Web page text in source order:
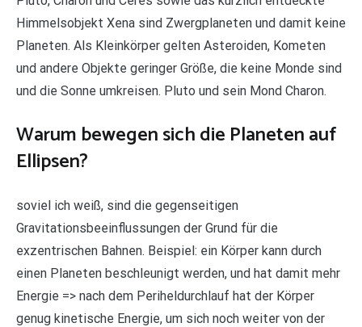
Himmelsobjekt Xena sind Zwergplaneten und damit keine
Planeten. Als Kleinkörper gelten Asteroiden, Kometen
und andere Objekte geringer Größe, die keine Monde sind
und die Sonne umkreisen. Pluto und sein Mond Charon.
Warum bewegen sich die Planeten auf
Ellipsen?
soviel ich weiß, sind die gegenseitigen
Gravitationsbeeinflussungen der Grund für die
exzentrischen Bahnen. Beispiel: ein Körper kann durch
einen Planeten beschleunigt werden, und hat damit mehr
Energie => nach dem Periheldurchlauf hat der Körper
genug kinetische Energie, um sich noch weiter von der